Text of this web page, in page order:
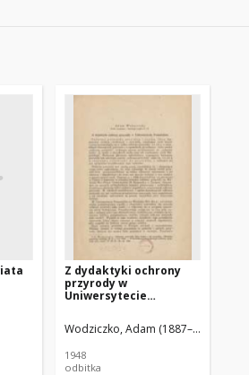
Z dydaktyki ochrony
przyrody w
Uniwersytecie
Wodziczko, Adam (1887–1948)
1948
odbitka